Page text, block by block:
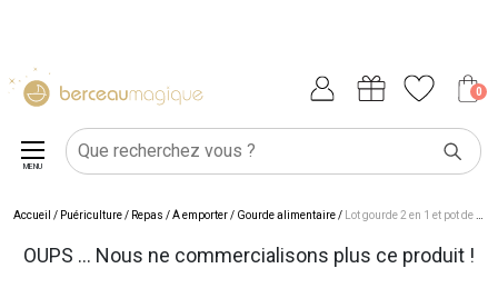
0
MENU
Accueil / Puériculture/ Repas /À emporter/ Gourde alimentaire/ Lot gourde 2 en 1 et pot de conservation Babysqueez bleu
OUPS ... Nous ne commercialisons plus ce produit !